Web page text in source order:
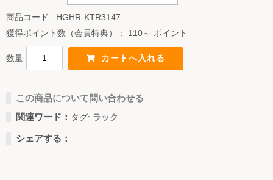
商品コード : HGHR-KTR3147
獲得ポイント数（会員特典）：
110～ ポイント
数量
この商品について問い合わせる
関連ワード： タグ: ラック
シェアする：